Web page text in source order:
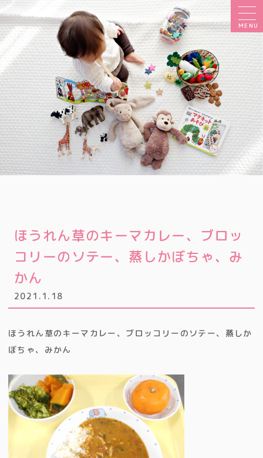
MENU
ほうれん草のキーマカレー、ブロッ
コリーのソテー、蒸しかぼちゃ、み
かん
2021.1.18
ほうれん草のキーマカレー、ブロッコリーのソテー、蒸しか
ぼちゃ、みかん